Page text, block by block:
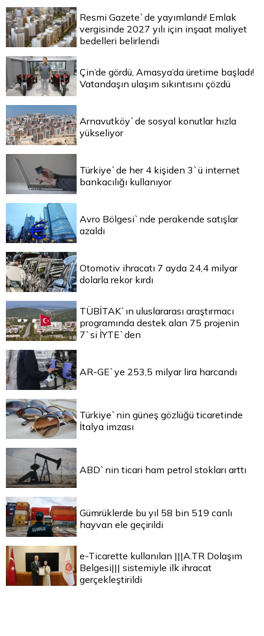
Resmi Gazete`de yayımlandı! Emlak
vergisinde 2027 yılı için inşaat maliyet
bedelleri belirlendi
Çin’de gördü, Amasya’da üretime başladı!
Vatandaşın ulaşım sıkıntısını çözdü
Arnavutköy`de sosyal konutlar hızla
yükseliyor
Türkiye`de her 4 kişiden 3`ü internet
bankacılığı kullanıyor
Avro Bölgesi`nde perakende satışlar
azaldı
Otomotiv ihracatı 7 ayda 24,4 milyar
dolarla rekor kırdı
TÜBİTAK`ın uluslararası araştırmacı
programında destek alan 75 projenin
7`si İYTE`den
AR-GE`ye 253,5 milyar lira harcandı
Türkiye`nin güneş gözlüğü ticaretinde
İtalya imzası
ABD`nin ticari ham petrol stokları arttı
Gümrüklerde bu yıl 58 bin 519 canlı
hayvan ele geçirildi
e-Ticarette kullanılan |||A.TR Dolaşım
Belgesi||| sistemiyle ilk ihracat
gerçekleştirildi